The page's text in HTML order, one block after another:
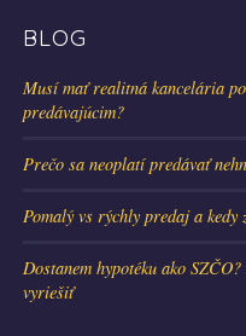
BLOG
Musí mať realitná kancelária
predávajúcim?
Prečo sa neoplatí predávať
Pomalý vs rýchly predaj a kedy
Dostanem hypotéku ako
vyriešiť